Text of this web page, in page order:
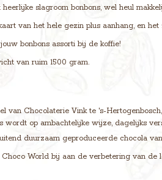
slagroom bonbons, wel heul
van het hele gezin plus aanhang, en
bonbons assorti bij de koffie!
van ruim 1500 gram.
van Chocolaterie Vink te 's-
wordt op ambachtelijke wijze, dagelijks
duurzaam geproduceerde chocola
World bij aan de verbetering van de